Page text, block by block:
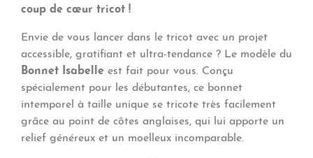
coup de cœur tricot !
Envie de vous lancer dans le tricot avec un projet
accessible, gratifiant et ultra-tendance ? Le modèle du
Bonnet Isabelle est fait pour vous. Conçu
spécialement pour les débutantes, ce bonnet
intemporel à taille unique se tricote très facilement
grâce au point de côtes anglaises, qui lui apporte un
relief généreux et un moelleux incomparable.